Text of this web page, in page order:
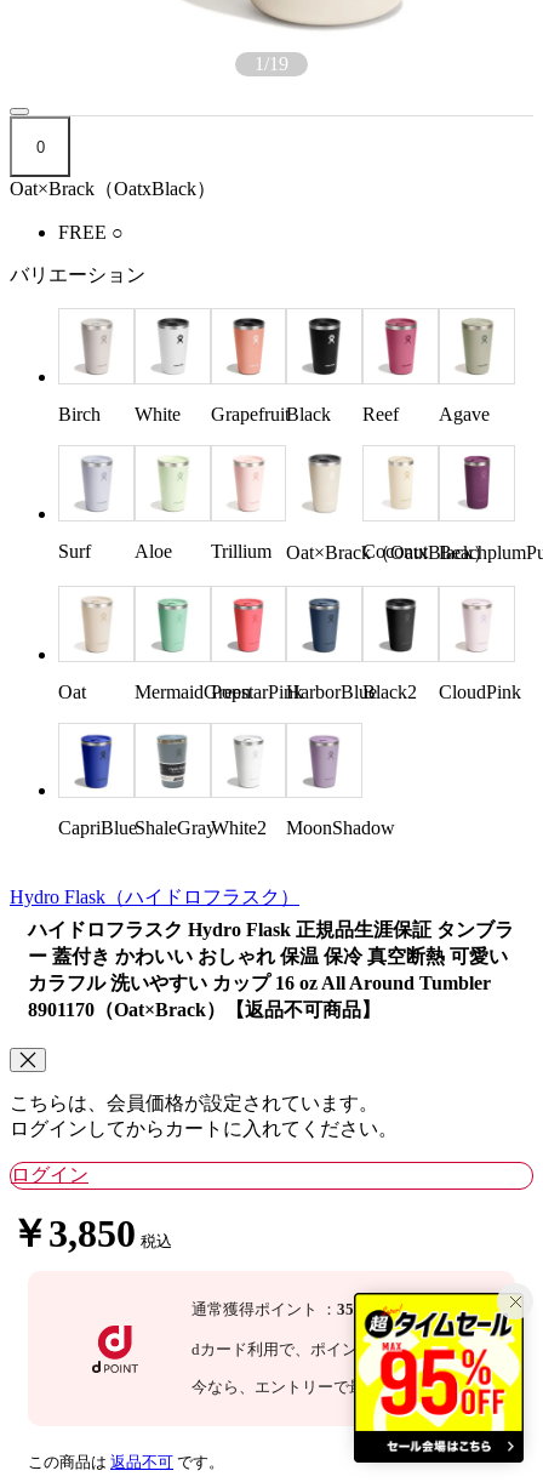
1/19
0
Oat×Brack（OatxBlack）
FREE ○
バリエーション
Birch White GrapefruitBlack Reef Agave
Surf Aloe Trillium Oat×Brack（OatxBlack）
Coconut
Oat MermaidGreenPopstarPinkHarborBlueBlack2 CloudPink
CapriBlueShaleGrayWhite2 MoonShadow
Hydro Flask （ハイドロフラスク）
ハイドロフラスク Hydro Flask 正規品生涯保証 タンブラ
ー 蓋付き かわいい おしゃれ 保温 保冷 真空断熱 可愛い
カラフル 洗いやすい カップ 16 oz All Around Tumbler
8901170（Oat×Brack）【返品不可商品】
こちらは、会員価格が設定されています。
ログインしてからカートに入れてください。
ログイン
￥3,850 税込
通常獲得ポイント ： 35
dカード利用で、 ポイント 倍 ：105P
今なら 、エントリーで最大 倍！ 詳細
この商品は 返品不可 です。